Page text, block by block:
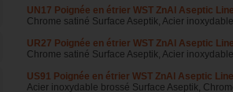
UN17 Poignée en étrier WST ZnAl Aseptic Line
Chrome satiné Surface Aseptik, Acier
UR27 Poignée en étrier WST ZnAl Aseptic Line
Chrome satiné Surface Aseptik, Acier
US91 Poignée en étrier WST ZnAl Aseptic Line
Acier inoxydable brossé Surface Aseptik,